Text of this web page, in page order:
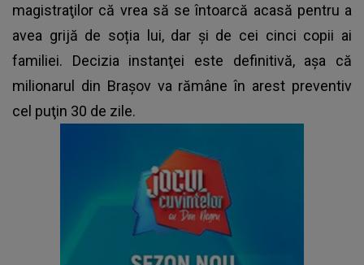
magistraţilor că vrea să se întoarcă acasă pentru a
avea grijă de soția lui, dar și de cei cinci copii ai
familiei. Decizia instanţei este definitivă, aşa că
milionarul din Braşov va rămâne în arest preventiv
cel puţin 30 de zile.